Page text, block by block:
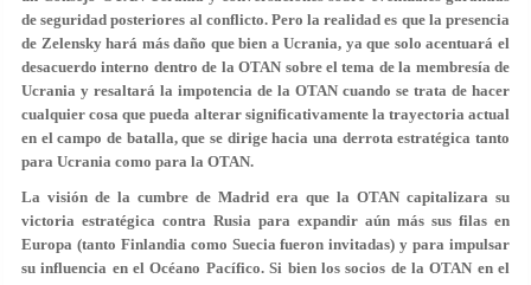
de seguridad posteriores al conflicto. Pero la realidad es que la presencia
de Zelensky hará más daño que bien a Ucrania, ya que solo acentuará el
desacuerdo interno dentro de la OTAN sobre el tema de la membresía de
Ucrania y resaltará la impotencia de la OTAN cuando se trata de hacer
cualquier cosa que pueda alterar significativamente la trayectoria actual
en el campo de batalla, que se dirige hacia una derrota estratégica tanto
para Ucrania como para la OTAN.
La visión de la cumbre de Madrid era que la OTAN capitalizara su
victoria estratégica contra Rusia para expandir aún más sus filas en
Europa (tanto Finlandia como Suecia fueron invitadas) y para impulsar
su influencia en el Océano Pacífico. Si bien los socios de la OTAN en el